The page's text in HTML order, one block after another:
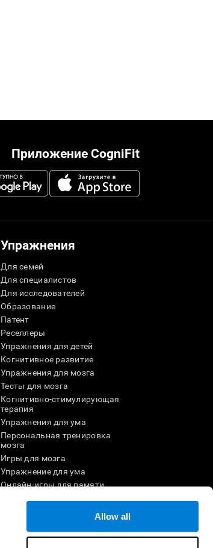
Allow all
Приложение CogniFit
Упражнения
Для семей
Для специалистов
Для исследователей
Образование
Патент
Реселлеры
Упражнения для детей
Когнитивное развитие
Упражнения для мозга
Тесты для мозга
Когнитивно-стимулирующая
терапия
Упражнения для ума
Персональная тренировка
мозга
Игры для мозга
Упражнение для ума
Онлайн-игры для памяти
Понимание прочитанного
Одарённые дети